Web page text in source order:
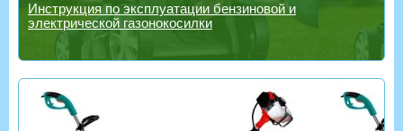
Инструкция по эксплуатации бензиновой и
электрической газонокосилки